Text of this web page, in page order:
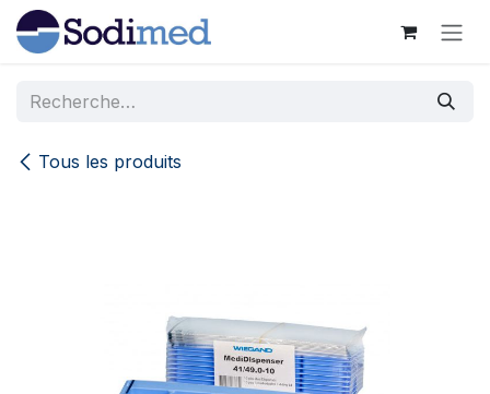
Se rendre au contenu
Tous les produits